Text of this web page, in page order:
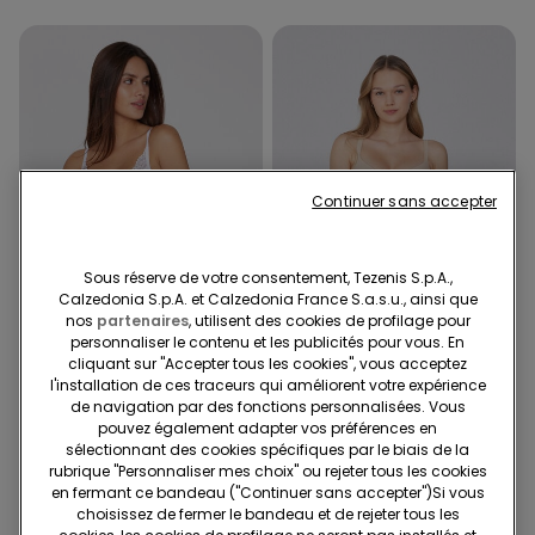
Dentelle recyclée
2ème à 8,99€
9 Couleurs
Soutien-gorge Super Push-
Up en Dentelle Recyclée
17,99 €
Microfibre recyclée
2ème à 8,99€
8 Couleurs
Soutien-gorge Push-up
Microfibre Recyclée Athens
14,99 €
Sous réserve de votre consentement, Tezenis S.p.A.,
Calzedonia S.p.A. et Calzedonia France S.a.s.u., ainsi que
nos partenaires, utilisent des cookies de profilage pour
personnaliser le contenu et les publicités pour vous. En
cliquant sur "Accepter tous les cookies", vous acceptez
l'installation de ces traceurs qui améliorent votre expérience
de navigation par des fonctions personnalisées. Vous
pouvez également adapter vos préférences en
sélectionnant des cookies spécifiques par le biais de la
rubrique "Personnaliser mes choix" ou rejeter tous les cookies
en fermant ce bandeau ("Continuer sans accepter")​Si vous
choisissez de fermer le bandeau et de rejeter tous les
Continuer sans accepter